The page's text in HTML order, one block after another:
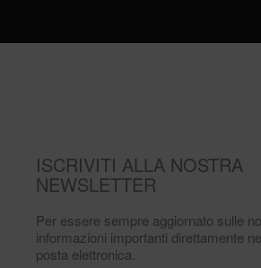
ISCRIVITI ALLA NOSTRA
NEWSLETTER
Per essere sempre aggiornato sulle
informazioni importanti direttamente
posta elettronica.